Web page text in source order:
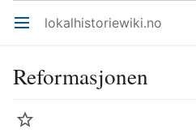
Åpne hovedmenyen lokalhistoriewiki.no
Reformasjonen
Overvåk